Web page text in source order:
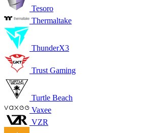
Tesoro
Thermaltake
ThunderX3
Trust Gaming
Turtle Beach
Vaxee
VZR